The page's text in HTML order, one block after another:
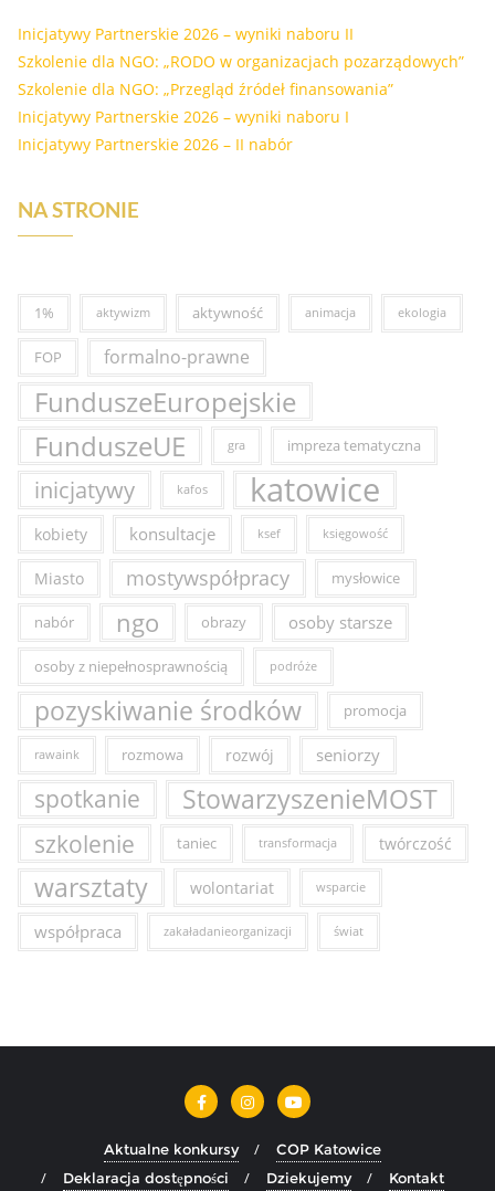
Inicjatywy Partnerskie 2026 – wyniki naboru II
Szkolenie dla NGO: „RODO w organizacjach pozarządowych”
Szkolenie dla NGO: „Przegląd źródeł finansowania”
Inicjatywy Partnerskie 2026 – wyniki naboru I
Inicjatywy Partnerskie 2026 – II nabór
NA STRONIE
1% aktywizm aktywność animacja ekologia
FOP formalno-prawne
FunduszeEuropejskie
FunduszeUE
gra impreza tematyczna
inicjatywy kafos katowice
kobiety konsultacje ksef księgowość
Miasto mostywspółpracy mysłowice
nabór ngo obrazy osoby starsze
osoby z niepełnosprawnością podróże
pozyskiwanie środków promocja
rawaink rozmowa rozwój seniorzy
spotkanie StowarzyszenieMOST
szkolenie taniec transformacja twórczość
warsztaty wolontariat wsparcie
współpraca zakaładanieorganizacji świat
Aktualne konkursy
COP Katowice
Deklaracja dostępności
Dziekujemy Kontakt